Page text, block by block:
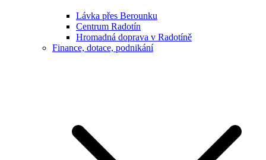
Lávka přes Berounku
Centrum Radotín
Hromadná doprava v Radotíně
Finance, dotace, podnikání